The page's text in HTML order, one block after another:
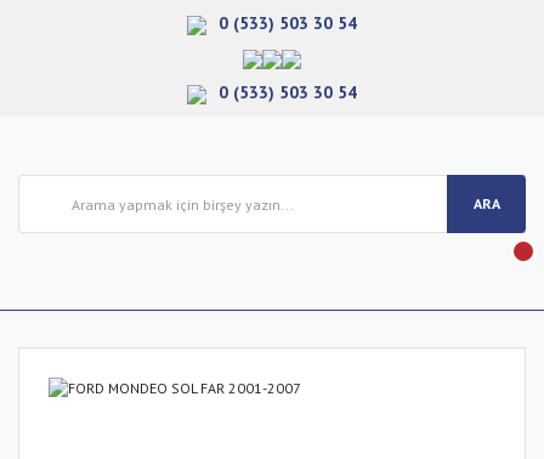
0 (533) 503 30 54
0 (533) 503 30 54
ARA